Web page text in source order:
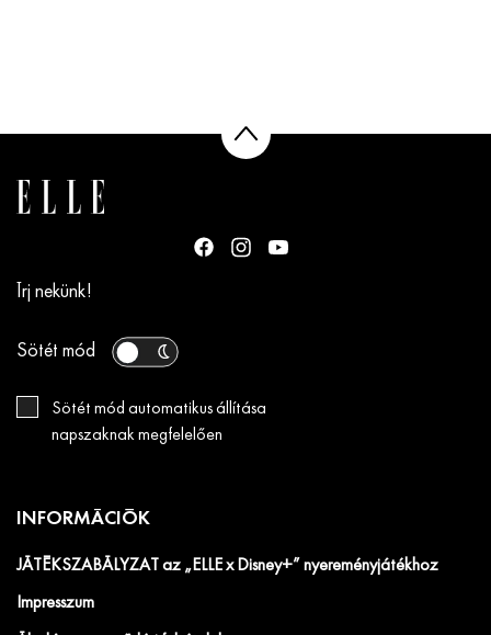
Írj nekünk!
Sötét mód
Sötét mód automatikus állítása
napszaknak megfelelően
INFORMÁCIÓK
JÁTÉKSZABÁLYZAT az „ELLE x Disney+” nyereményjátékhoz
Impresszum